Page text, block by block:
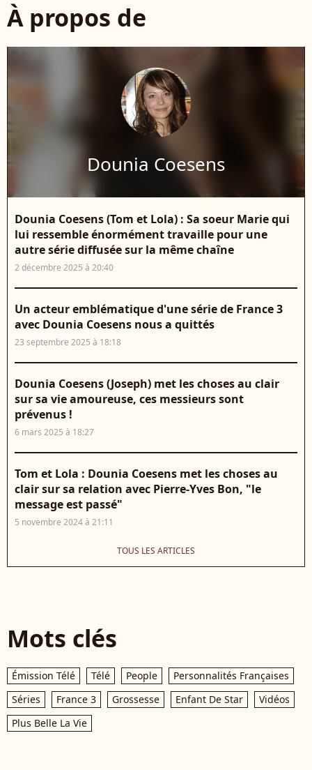
À propos de
Dounia Coesens
Dounia Coesens (Tom et Lola) : Sa soeur Marie qui
lui ressemble énormément travaille pour une
autre série diffusée sur la même chaîne
2 décembre 2025 à 20:40
Un acteur emblématique d'une série de France 3
avec Dounia Coesens nous a quittés
23 septembre 2025 à 18:18
Dounia Coesens (Joseph) met les choses au clair
sur sa vie amoureuse, ces messieurs sont
prévenus !
6 mars 2025 à 18:27
Tom et Lola : Dounia Coesens met les choses au
clair sur sa relation avec Pierre-Yves Bon, "le
message est passé"
5 novembre 2024 à 21:11
TOUS LES ARTICLES
Mots clés
Émission Télé Télé People
Personnalités Françaises
Séries
France 3 Grossesse Enfant De Star
Vidéos
Plus Belle La Vie